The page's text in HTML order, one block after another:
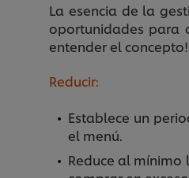
La esencia de la
oportunidades para
entender el concepto!
Reducir:
Establece un
el menú.
Reduce al